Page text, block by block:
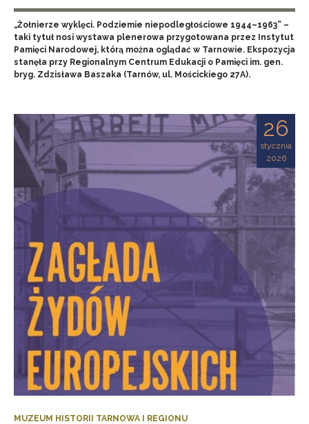
„Żołnierze wyklęci. Podziemie niepodległościowe 1944–1963” –
taki tytuł nosi wystawa plenerowa przygotowana przez Instytut
Pamięci Narodowej, którą można oglądać w Tarnowie. Ekspozycja
stanęła przy Regionalnym Centrum Edukacji o Pamięci im. gen.
bryg. Zdzisława Baszaka (Tarnów, ul. Mościckiego 27A).
26
stycznia
2026
MUZEUM HISTORII TARNOWA I REGIONU